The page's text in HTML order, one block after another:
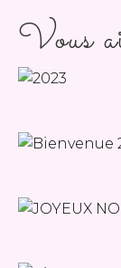
Vous